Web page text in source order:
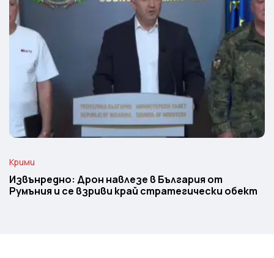
Крими
Извънредно: Дрон навлезе в България от
Румъния и се взриви край стратегически обект